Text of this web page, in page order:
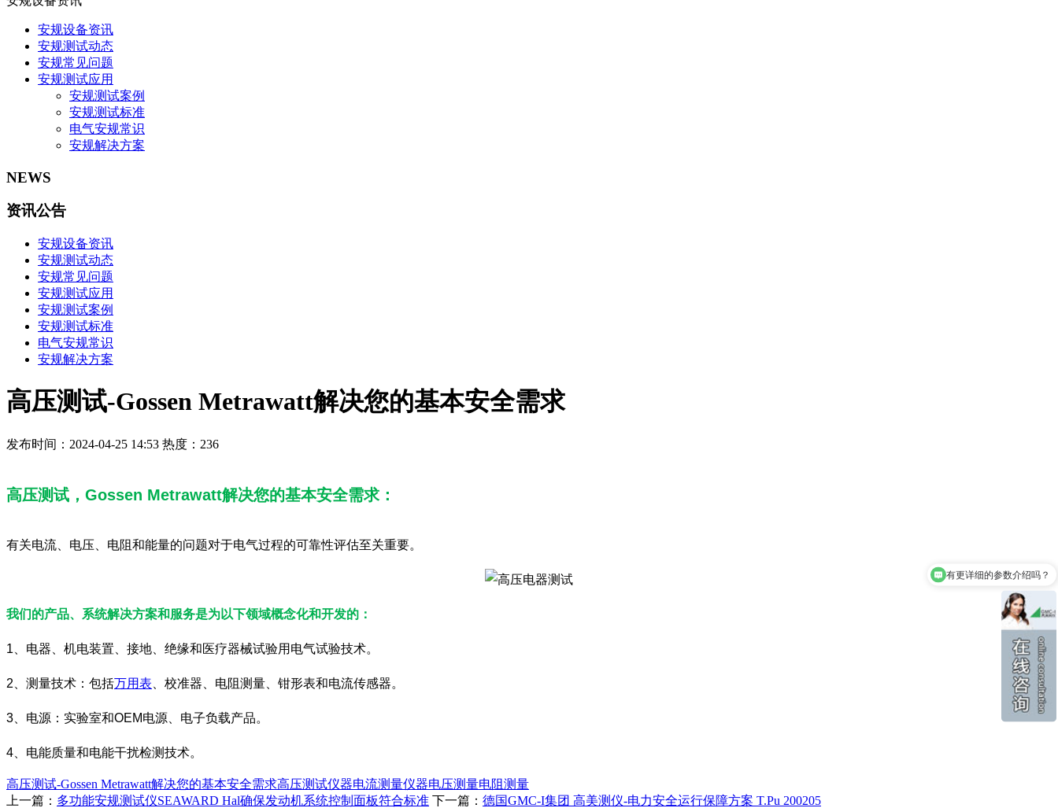
安规设备资讯
安规测试动态
安规常见问题
安规测试应用
安规测试案例
安规测试标准
电气安规常识
安规解决方案
NEWS
资讯公告
安规设备资讯
安规测试动态
安规常见问题
安规测试应用
安规测试案例
安规测试标准
电气安规常识
安规解决方案
高压测试-Gossen Metrawatt解决您的基本安全需求
发布时间：2024-04-25 14:53 热度：236
高压测试，Gossen Metrawatt解决您的基本安全需求：
有关电流、电压、电阻和能量的问题对于电气过程的可靠性评估至关重要。
我们的产品、系统解决方案和服务是为以下领域概念化和开发的：
1、电器、机电装置、接地、绝缘和医疗器械试验用电气试验技术。
2、测量技术：包括万用表 、校准器、电阻测量、钳形表和电流传感器。
3、电源：实验室和OEM电源、电子负载产品。
4、电能质量和电能干扰检测技术。
高压测试-Gossen Metrawatt解决您的基本安全需求高压测试仪器电流测量仪器电压测量电阻测量
上一篇： 多功能安规测试仪SEAWARD Hal确保发动机系统控制面板符合标准 下一篇： 德国GMC-I集团 高美测仪-电力安全运行保障方案 T.Pu 200205
有更详细的参数介绍吗？